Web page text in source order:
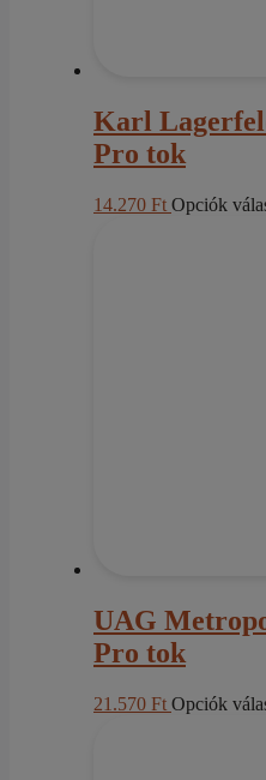
Karl
Pro tok
14.270 Ft Opciók
UAG
Pro tok
21.570 Ft Opciók